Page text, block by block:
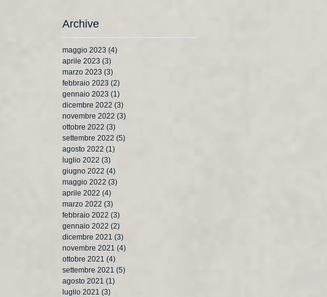
Archive
maggio 2023 (4)
aprile 2023 (3)
marzo 2023 (3)
febbraio 2023 (2)
gennaio 2023 (1)
dicembre 2022 (3)
novembre 2022 (3)
ottobre 2022 (3)
settembre 2022 (5)
agosto 2022 (1)
luglio 2022 (3)
giugno 2022 (4)
maggio 2022 (3)
aprile 2022 (4)
marzo 2022 (3)
febbraio 2022 (3)
gennaio 2022 (2)
dicembre 2021 (3)
novembre 2021 (4)
ottobre 2021 (4)
settembre 2021 (5)
agosto 2021 (1)
luglio 2021 (3)